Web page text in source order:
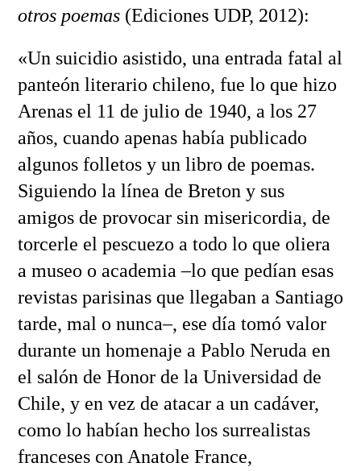
otros poemas(Ediciones UDP, 2012):
«Un suicidio asistido, una entrada fatal al
panteón literario chileno, fue lo que hizo
Arenas el 11 de julio de 1940, a los 27
años, cuando apenas había publicado
algunos folletos y un libro de poemas.
Siguiendo la línea de Breton y sus
amigos de provocar sin misericordia, de
torcerle el pescuezo a todo lo que oliera
a museo o academia –lo que pedían esas
revistas parisinas que llegaban a Santiago
tarde, mal o nunca–, ese día tomó valor
durante un homenaje a Pablo Neruda en
el salón de Honor de la Universidad de
Chile, y en vez de atacar a un cadáver,
como lo habían hecho los surrealistas
franceses con Anatole France,